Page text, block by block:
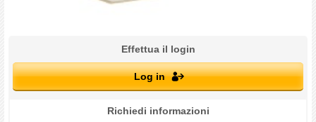
Effettua il login
Log in
Richiedi informazioni